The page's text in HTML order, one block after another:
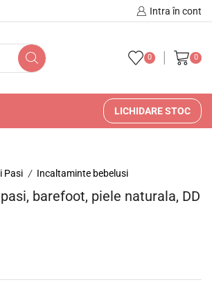
🚚 🇷🇴 Livrare înIntra în cont
0 0
LICHIDARE STOC
Pasi / Incaltaminte bebelusi
barefoot, piele naturala, DD